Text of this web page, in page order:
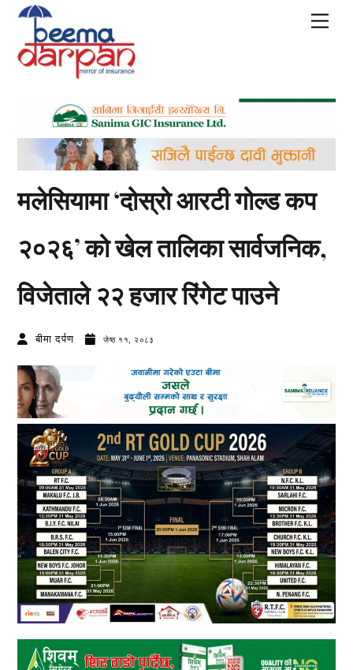
Skip
content
मलेसियामा ‘दोस्रो आरटी गोल्ड कप
२०२६’ को खेल तालिका सार्वजनिक,
विजेताले २२ हजार रिंगेट पाउने
बीमा दर्पण जेष्ठ ११, २०८३